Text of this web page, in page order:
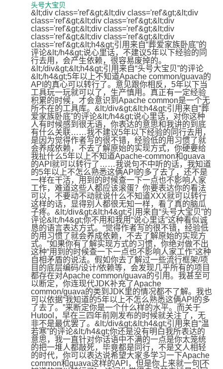
头号大宝贝
&lt;div class='ref'&gt;&lt;div class='ref'&gt;&lt;div
class='ref'&gt;&lt;div class='ref'&gt;&lt;div
class='ref'&gt;&lt;div class='ref'&gt;&lt;div
class='ref'&gt;&lt;div class='ref'&gt;&lt;div
class='ref'&gt;&lt;h4&gt;引用来自“葬爱家族卧底”的
评论&lt;/h4&gt;说心里话，不建议5年以下经验的同
行去用，会产生依赖，很容易废掉的。
&lt;/div&gt;&lt;h4&gt;引用来自“头号大宝贝”的评论
&lt;/h4&gt;5年以上不知道Apache common/guava的
API的真心可以转行了。意见跟你相反，5年以下当
工具玩一玩就可以了，生产慎用。真正有一定经验
积累的时候，才会意识到Apache common是一个无
所不在的工具库。&lt;/div&gt;&lt;h4&gt;引用来自“葬
爱家族卧底”的评论&lt;/h4&gt;说心里话，对你这种
人有时候感到很无语，你表达的意思和我讲的到底
有什么关联……我不建议5年以下经验的同行去用，
是因为觉得作者写的很不错，经验低的用习惯了就
会养成依赖，不去了解原始的实现方式，你硬要给
我扯什么5年以上不知道Apache-common和guava
的API就可以转行了……我说句不中听的话，我知道
的5年以上不怎么熟悉这俩API的多了去了，还不是
一样在干活，用到的时候查一下一点也不影响人家
工作，难道这些人都应该滚蛋？你要表达你的看法
可以，不要动不动就说什么不知道XXX就可以转行
这样的话，显得别人都很无知一样，看了真的脑瓜
子疼。&lt;/div&gt;&lt;h4&gt;引用来自“头号大宝贝”的
评论&lt;/h4&gt;你不用和我用“说心里话”这种看似诚
恳的语言表达方式。“觉得作者写的很不错，经验低
的用习惯了就会养成依赖，不去了解原始的实现方
式。”如果你有了解实现方式的习惯，你绝对做不出
这种“用到的时候查一下一点也不影响人家工作”这种
自相矛盾的说法。假如你去了解过一些流行框架/项
目的底层编码/设计/依赖等，会发现几乎所有的项目
都存在对Apache common/guava的引用。我甚至可
以断定，你连现代JDK补充了Apache
common/guava的类到JDK里的情况都不了解。我也
可以依据“我知道的5年以上不怎么熟悉这俩API的多
了去了。”来断定你是一个什么样的水平。而关于
Hutool，早在三四年前刚发布的时候就关注了，无
非不是最优罢了。&lt;/div&gt;&lt;h4&gt;引用来自“温
若寒”的评论&lt;/h4&gt;你还是没有明白我所表达的
意思，我一直针对你话语中不满的一点是你太笼统
的把一堆人都敲死，毕竟都是同行，不是文人相轻
的时代，你可以表达说希望大家多学习一下Apache
common和guava这样的API，但是你上来就一句[不